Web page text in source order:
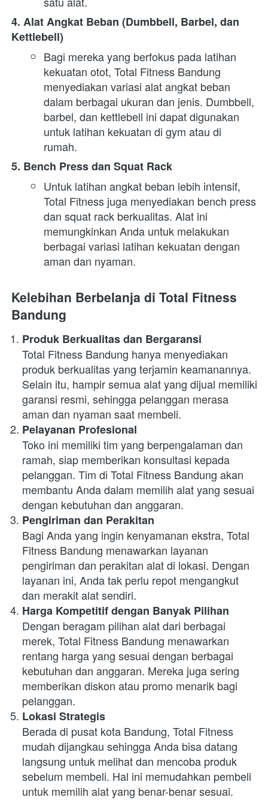
4. Alat Angkat Beban (Dumbbell, Barbel, dan
Kettlebell)
Bagi mereka yang berfokus pada latihan
kekuatan otot, Total Fitness Bandung
menyediakan variasi alat angkat beban
dalam berbagai ukuran dan jenis. Dumbbell,
barbel, dan kettlebell ini dapat digunakan
untuk latihan kekuatan di gym atau di
rumah.
5. Bench Press dan Squat Rack
Untuk latihan angkat beban lebih intensif,
Total Fitness juga menyediakan bench press
dan squat rack berkualitas. Alat ini
memungkinkan Anda untuk melakukan
berbagai variasi latihan kekuatan dengan
aman dan nyaman.
Kelebihan Berbelanja di Total Fitness
Bandung
Produk Berkualitas dan Bergaransi
Total Fitness Bandung hanya menyediakan
produk berkualitas yang terjamin keamanannya.
Selain itu, hampir semua alat yang dijual memiliki
garansi resmi, sehingga pelanggan merasa
aman dan nyaman saat membeli.
Pelayanan Profesional
Toko ini memiliki tim yang berpengalaman dan
ramah, siap memberikan konsultasi kepada
pelanggan. Tim di Total Fitness Bandung akan
membantu Anda dalam memilih alat yang sesuai
dengan kebutuhan dan anggaran.
Pengiriman dan Perakitan
Bagi Anda yang ingin kenyamanan ekstra, Total
Fitness Bandung menawarkan layanan
pengiriman dan perakitan alat di lokasi. Dengan
layanan ini, Anda tak perlu repot mengangkut
dan merakit alat sendiri.
Harga Kompetitif dengan Banyak Pilihan
Dengan beragam pilihan alat dari berbagai
merek, Total Fitness Bandung menawarkan
rentang harga yang sesuai dengan berbagai
kebutuhan dan anggaran. Mereka juga sering
memberikan diskon atau promo menarik bagi
pelanggan.
Lokasi Strategis
Berada di pusat kota Bandung, Total Fitness
mudah dijangkau sehingga Anda bisa datang
langsung untuk melihat dan mencoba produk
sebelum membeli. Hal ini memudahkan pembeli
untuk memilih alat yang benar-benar sesuai.